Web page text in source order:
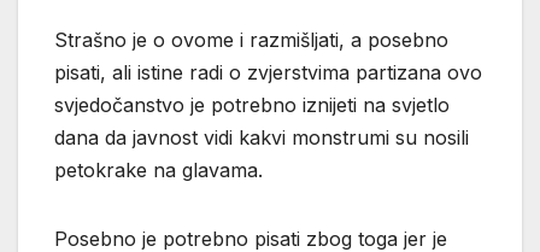
Strašno je o ovome i razmišljati, a posebno
pisati, ali istine radi o zvjerstvima partizana ovo
svjedočanstvo je potrebno iznijeti na svjetlo
dana da javnost vidi kakvi monstrumi su nosili
petokrake na glavama.
Posebno je potrebno pisati zbog toga jer je